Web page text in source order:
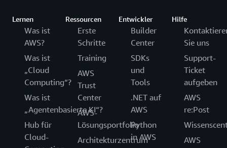
Lernen
Was ist
AWS?
Was ist
„Cloud
Computing“?
Was ist
„Agentenbasierte KI“?
Hub für
Cloud-
Ressourcen
Erste
Schritte
Training
AWS
Trust
Center
AWS-
Lösungsportfolio
Architekturzentrum
Entwickler
Builder
Center
SDKs
und
Tools
.NET auf
AWS
Python
in AWS
Hilfe
Sie uns
Support-
Ticket
aufgeben
AWS
re:Post
AWS